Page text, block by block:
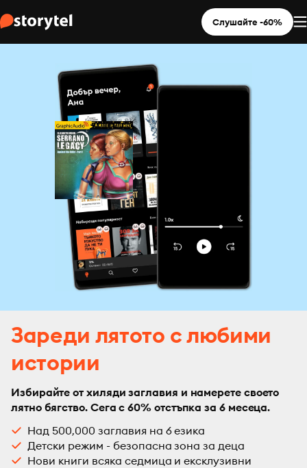
Слушайте -60%
Зареди лятото с любими
истории
Избирайте от хиляди заглавия и намерете своето
лятно бягство. Сега с 60% отстъпка за 6 месеца.
Над 500,000 заглавия на 6 езика
Детски режим - безопасна зона за деца
Нови книги всяка седмица и ексклузивни